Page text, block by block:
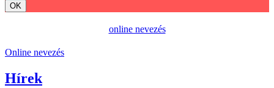
OK
online nevezés
Online nevezés
Hírek